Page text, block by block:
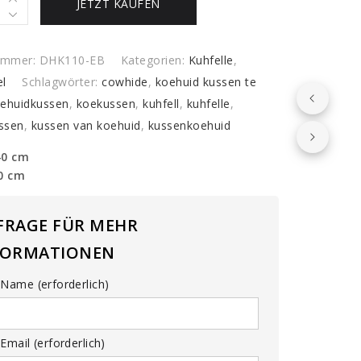
JETZT KAUFEN
DHK110-EB Kategorien: Kuhfelle,
Schlagwörter:cowhide, koehuid kussen te
, koekussen,kuhfell, kuhfelle,
, kussen van koehuid, kussenkoehuid
cm
cm
FÜR MEHR
(erforderlich)
(erforderlich)